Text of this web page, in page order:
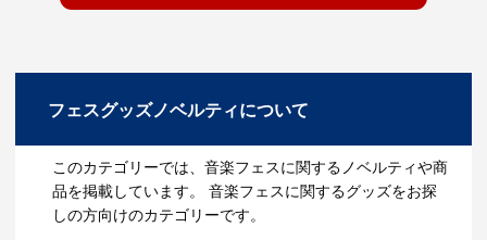
フェスグッズノベルティについて
このカテゴリーでは、音楽フェスに関するノベルティや商
品を掲載しています。 音楽フェスに関するグッズをお探
しの方向けのカテゴリーです。